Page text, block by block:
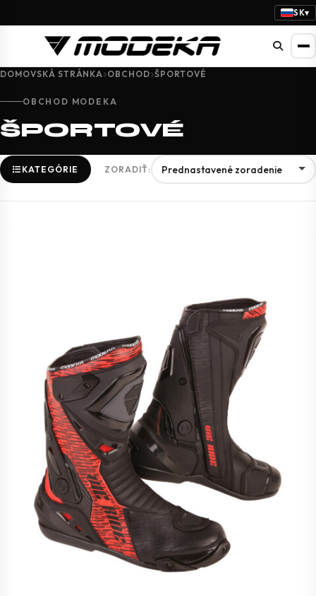
SK▾
DOMOVSKÁ STRÁNKA OBCHOD ŠPORTOVÉ
OBCHOD MODEKA
ŠPORTOVÉ
KATEGÓRIE ZORADIŤ: